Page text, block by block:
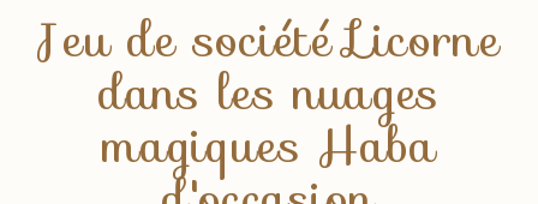
Jeu de société Licorne
dans les nuages
magiques Haba